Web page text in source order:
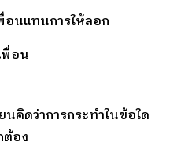
อนแทนการให้ลอก
พื่อน
คิดว่าการกระทำในข้อใด
ต้อง